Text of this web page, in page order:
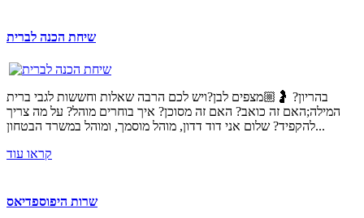
שיחת הכנה לברית
בהריון? 🤰🏼מצפים לבן?ויש לכם הרבה שאלות וחששות לגבי ברית
המילה;האם זה כואב? האם זה מסוכן? איך בוחרים מוהל? על מה צריך
להקפיד? שלום אני דוד דדון, מוהל מוסמך, ומוהל במשרד הבטחון...
קראו עוד
שרות היפוספדיאס